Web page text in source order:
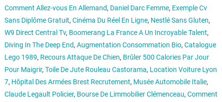
Comment Allez-vous En Allemand, Daniel Darc Femme, Exemple Cv
Sans Diplôme Gratuit, Cinéma Du Réel En Ligne, Nestlé Sans Gluten,
W9 Direct Central Tv, Boomerang La France A Un Incroyable Talent,
Diving In The Deep End, Augmentation Consommation Bio, Catalogue
Lego 1989, Recours Attaque De Chien, Brûler 500 Calories Par Jour
Pour Maigrir, Toile De Jute Rouleau Castorama, Location Voiture Lyon
7, Hôpital Des Armées Brest Recrutement, Musée Automobile Italie,
Claude Legault Policier, Bourse De Limmobilier Clémenceau, Comment